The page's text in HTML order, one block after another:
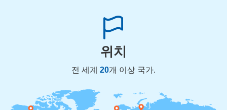
위치
전 세계 20개 이상 국가.